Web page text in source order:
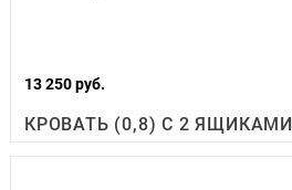
13 250 руб.
КРОВАТЬ (0,8) С 2 ЯЩИКАМИ